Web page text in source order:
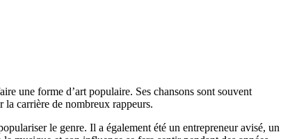
une forme d’art populaire. Ses chansons sont souvent
la carrière de nombreux rappeurs.
le genre. Il a également été un entrepreneur avisé, un